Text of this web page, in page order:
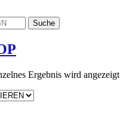
Ergebnis wird angezeigt